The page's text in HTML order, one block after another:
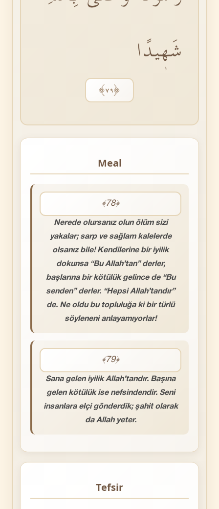
شَهٖيدًا
﴿٧٩﴾
Meal
﴾78﴿
Nerede olursanız olun ölüm sizi
yakalar; sarp ve sağlam kalelerde
olsanız bile! Kendilerine bir iyilik
dokunsa “Bu Allah’tan” derler,
başlarına bir kötülük gelince de “Bu
senden” derler. “Hepsi Allah’tandır”
de. Ne oldu bu topluluğa ki bir türlü
söyleneni anlayamıyorlar!
﴾79﴿
Sana gelen iyilik Allah’tandır. Başına
gelen kötülük ise nefsindendir. Seni
insanlara elçi gönderdik; şahit olarak
da Allah yeter.
Tefsir